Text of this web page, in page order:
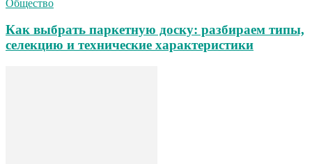
Общество
Как выбрать паркетную доску: разбираем типы,
селекцию и технические характеристики